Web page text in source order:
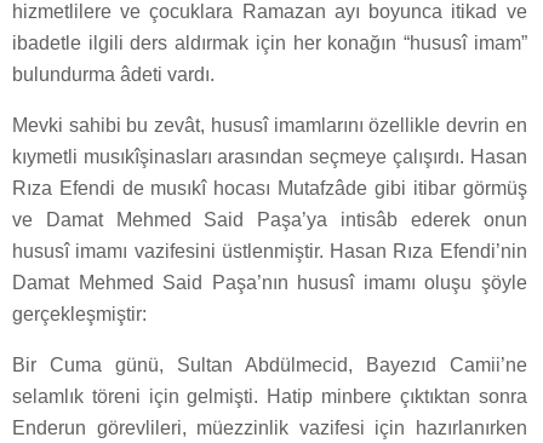
hizmetlilere ve çocuklara Ramazan ayı boyunca itikad ve
ibadetle ilgili ders aldırmak için her konağın “hususî imam”
bulundurma âdeti vardı.
Mevki sahibi bu zevât, hususî imamlarını özellikle devrin en
kıymetli musıkîşinasları arasından seçmeye çalışırdı. Hasan
Rıza Efendi de musıkî hocası Mutafzâde gibi itibar görmüş
ve Damat Mehmed Said Paşa’ya intisâb ederek onun
hususî imamı vazifesini üstlenmiştir. Hasan Rıza Efendi’nin
Damat Mehmed Said Paşa’nın hususî imamı oluşu şöyle
gerçekleşmiştir:
Bir Cuma günü, Sultan Abdülmecid, Bayezıd Camii’ne
selamlık töreni için gelmişti. Hatip minbere çıktıktan sonra
Enderun görevlileri, müezzinlik vazifesi için hazırlanırken